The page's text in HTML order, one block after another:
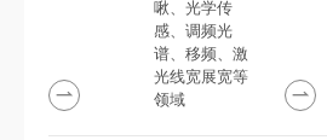
啾、光学传
感、调频光
谱、移频、激
光线宽展宽等
领域